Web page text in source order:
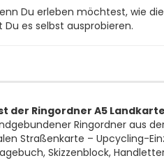
Du erleben möchtest, wie
Du es selbst ausprobieren.
der Ringordner A5
Ringordner aus
Straßenkarte – Upcycling-
Skizzenblock,